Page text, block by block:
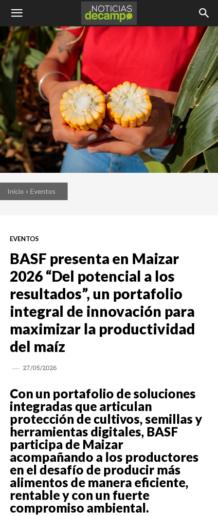
Inicio Eventos
EVENTOS
BASF presenta en Maizar
2026 “Del potencial a los
resultados”, un portafolio
integral de innovación para
maximizar la productividad
del maíz
27/05/2026
Con un portafolio de soluciones
integradas que articulan
protección de cultivos, semillas y
herramientas digitales, BASF
participa de Maizar
acompañando a los productores
en el desafío de producir más
alimentos de manera eficiente,
rentable y con un fuerte
compromiso ambiental.